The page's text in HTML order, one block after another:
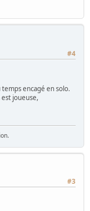
#4
encagé en solo.
joueuse,
#3